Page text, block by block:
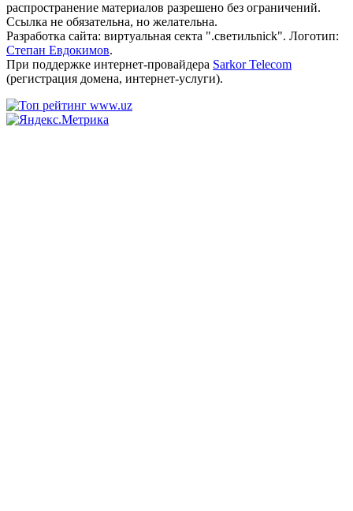
распространение материалов разрешено без ограничений.
Ссылка не обязательна, но желательна.
Разработка сайта: виртуальная секта ".светильnick". Логотип:
Степан Евдокимов.
При поддержке интернет-провайдера Sarkor Telecom
(регистрация домена, интернет-услуги).